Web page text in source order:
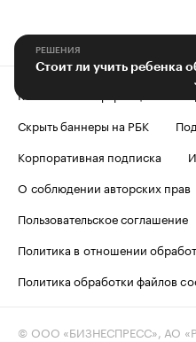
РЕШЕНИЯ
Стоит ли учить ребенка
Контактная информация
Скрыть баннеры на РБК
Корпоративная подписка
О соблюдении авторских прав
Пользовательское соглашение
Политика в отношении
Политика обработки файлов
© ООО «БИЗНЕСПРЕСС», АО